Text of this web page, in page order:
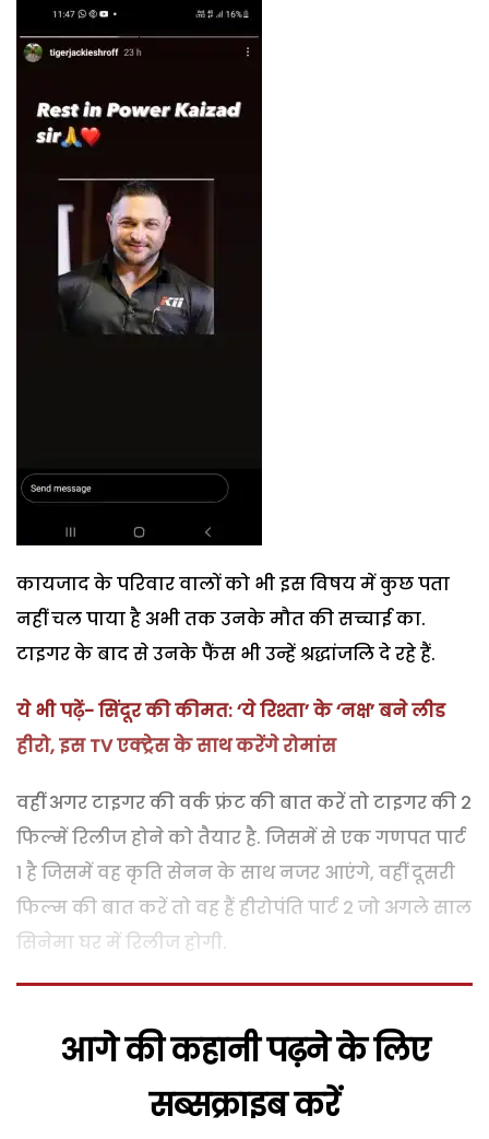
कायजाद के परिवार वालों को भी इस विषय में कुछ पता
नहीं चल पाया है अभी तक उनके मौत की सच्चाई का.
टाइगर के बाद से उनके फैंस भी उन्हें श्रद्धांजलि दे रहे हैं.
ये भी पढ़ें- सिंदूर की कीमत: ‘ये रिश्ता’ के ‘नक्ष’ बने लीड
हीरो, इस TV एक्ट्रेस के साथ करेंगे रोमांस
वहीं अगर टाइगर की वर्क फ्रंट की बात करें तो टाइगर की 2
फिल्में रिलीज होने को तैयार है. जिसमें से एक गणपत पार्ट
1 है जिसमें वह कृति सेनन के साथ नजर आएंगे, वहीं दूसरी
फिल्म की बात करें तो वह हैं हीरोपंति पार्ट 2 जो अगले साल
सिनेमा घर में रिलीज होगी.
आगे की कहानी पढ़ने के लिए
सब्सक्राइब करें